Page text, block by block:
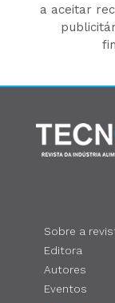
a aceitar
Sobre a
Editora
Autores
Eventos